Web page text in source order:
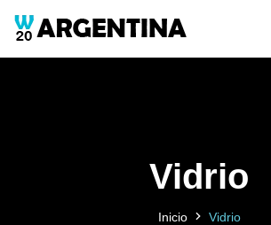
Vidrio
Inicio Vidrio